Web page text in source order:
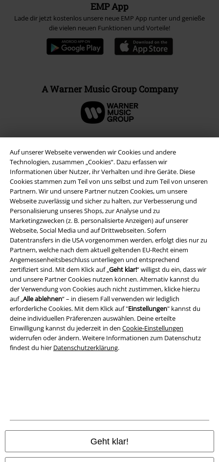
Auf unserer Webseite verwenden wir Cookies und andere
Technologien, zusammen „Cookies“. Dazu erfassen wir
Informationen über Nutzer, ihr Verhalten und ihre Geräte. Diese
Cookies stammen zum Teil von uns selbst und zum Teil von unseren
Partnern. Wir und unsere Partner nutzen Cookies, um unsere
Webseite zuverlässig und sicher zu halten, zur Verbesserung und
Personalisierung unseres Shops, zur Analyse und zu
Marketingzwecken (z. B. personalisierte Anzeigen) auf unserer
Webseite, Social Media und auf Drittwebseiten. Sofern
Datentransfers in die USA vorgenommen werden, erfolgt dies nur zu
Partnern, welche nach dem aktuell geltenden EU-Recht einem
Angemessenheitsbeschluss unterliegen und entsprechend
zertifiziert sind. Mit dem Klick auf „Geht klar!“ willigst du ein, dass wir
und unsere Partner Cookies nutzen können. Alternativ kannst du
der Verwendung von Cookies auch nicht zustimmen, klicke hierzu
auf „Alle ablehnen“ – in diesem Fall verwenden wir lediglich
erforderliche Cookies. Mit dem Klick auf "Einstellungen" kannst du
deine individuellen Präferenzen auswählen. Deine erteilte
Einwilligung kannst du jederzeit in den Cookie-Einstellungen
widerrufen oder ändern. Weitere Informationen zum Datenschutz
findest du hier Datenschutzerklärung.
Geht klar!
EMP App
Lade dir jetzt kostenlos unsere neue EMP App runter und genieße
die vielen neuen Funktionen und Vorteile!
A Warner Music Group Company
Rechtliches
AGB
Impressum
Datenschutz
Entsorgung und Umweltschutz
Konformitätserklärung
© 1986-2026 E.M.P. Merchandising HGmbH